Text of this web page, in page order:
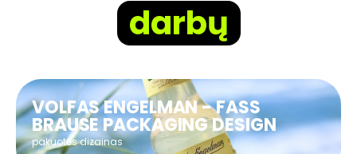
darbų
VOLFAS ENGELMAN - FASS
BRAUSE PACKAGING DESIGN
pakuotės dizainas